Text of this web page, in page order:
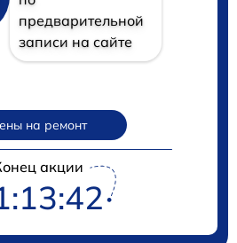
предварительной
записи на сайте
на ремонт
акции